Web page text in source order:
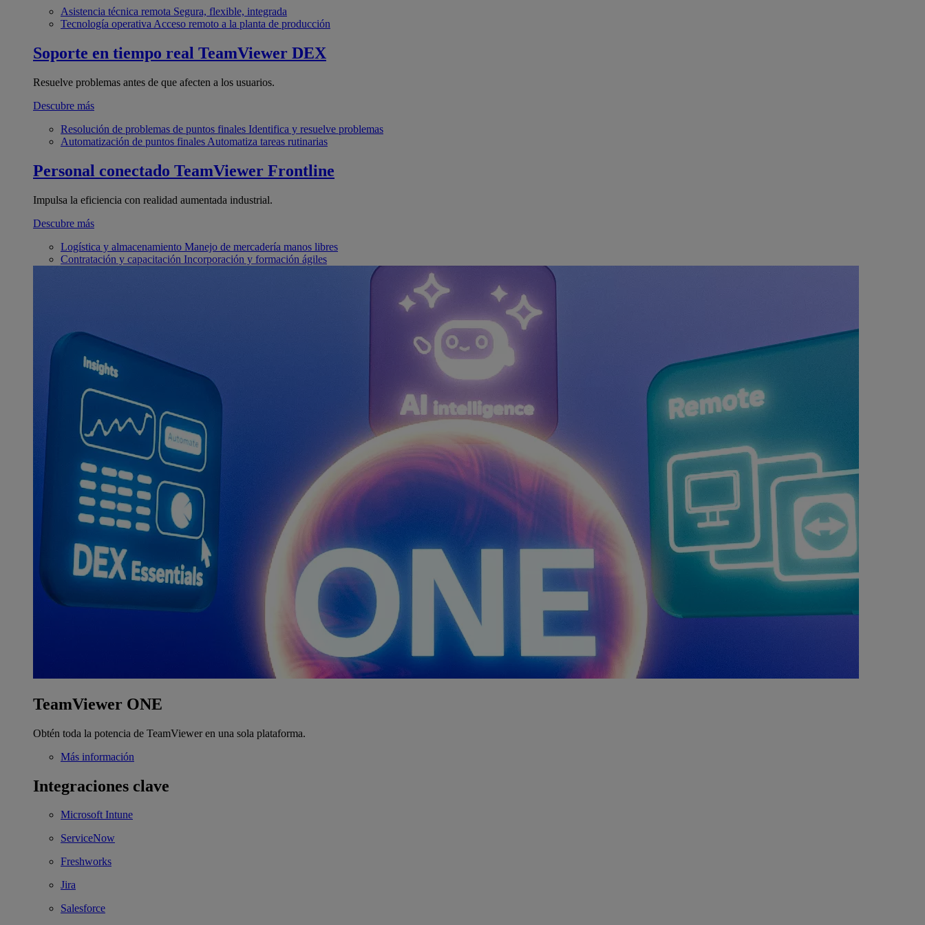
Asistencia técnica remota Segura, flexible, integrada
Tecnología operativa Acceso remoto a la planta de producción
Soporte en tiempo real TeamViewer DEX
Resuelve problemas antes de que afecten a los usuarios.
Descubre más
Resolución de problemas de puntos finales Identifica y resuelve problemas
Automatización de puntos finales Automatiza tareas rutinarias
Personal conectado TeamViewer Frontline
Impulsa la eficiencia con realidad aumentada industrial.
Descubre más
Logística y almacenamiento Manejo de mercadería manos libres
Contratación y capacitación Incorporación y formación ágiles
TeamViewer ONE
Obtén toda la potencia de TeamViewer en una sola plataforma.
Más información
Integraciones clave
Microsoft Intune
ServiceNow
Freshworks
Jira
Salesforce